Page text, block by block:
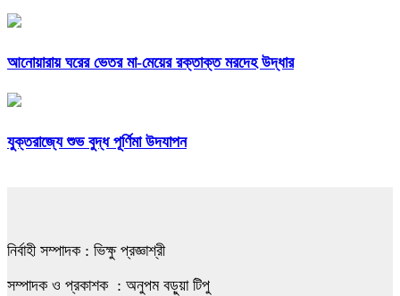
আনোয়ারায় ঘরের ভেতর মা-মেয়ের রক্তাক্ত মরদেহ উদ্ধার
যুক্তরাজ্যে শুভ বুদ্ধ পূর্ণিমা উদযাপন
নির্বাহী সম্পাদক : ভিক্ষু প্রজ্ঞাশ্রী
সম্পাদক ও প্রকাশক : অনুপম বড়ুয়া টিপু